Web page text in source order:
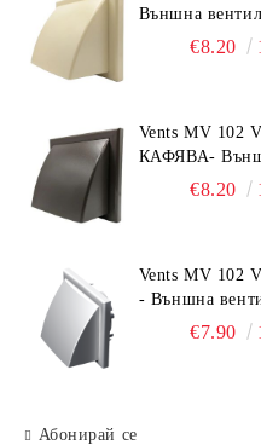
Външна
решетка с
€8.20
Vents MV 102
КАФЯВА-
€8.20
Vents MV 102
- Външна
решетка с
€7.90
Абонирай се